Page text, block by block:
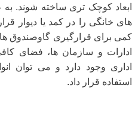
ابعاد کوچک تری ساخته شوند.
های خانگی را در کمد یا دیوار
کمی برای قرارگیری گاوصندوق
ادارات و سازمان ها، فضای
اداری وجود دارد و می توان
استفاده قرار داد.